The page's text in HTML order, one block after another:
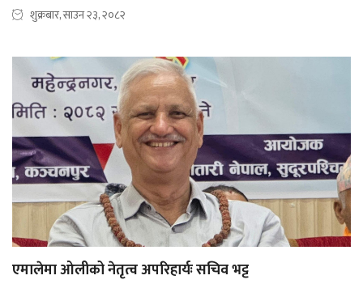
शुक्रबार, साउन २३, २०८२
एमालेमा ओलीको नेतृत्व अपरिहार्यः सचिव भट्ट